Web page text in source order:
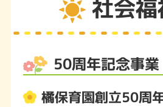
社会
50周年記念事業
橘保育園創立50周